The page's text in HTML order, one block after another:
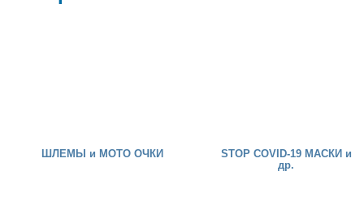
ШЛЕМЫ и МОТО ОЧКИ
STOP COVID-19 МАСКИ и
др.